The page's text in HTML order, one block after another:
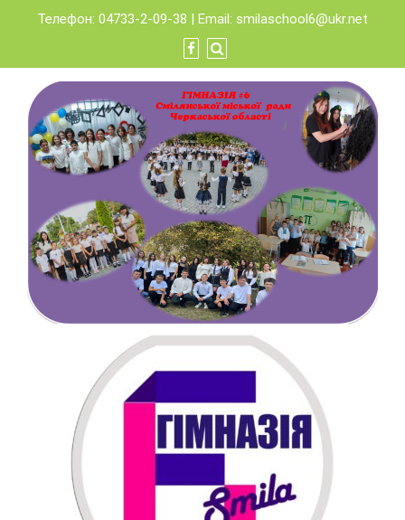
content
Телефон: 04733-2-09-38 | Email: smilaschool6@ukr.net